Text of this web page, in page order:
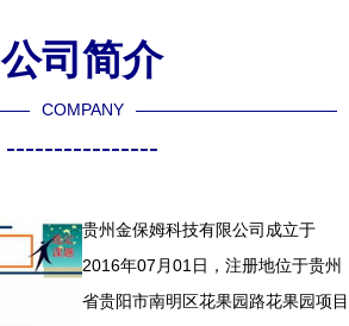
公司简介
COMPANY
----------------
贵州金保姆科技有限公司成立于
2016年07月01日，注册地位于贵州
省贵阳市南明区花果园路花果园项目